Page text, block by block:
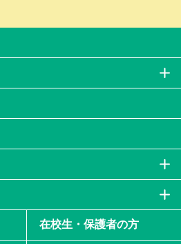
在校生・保護者の方